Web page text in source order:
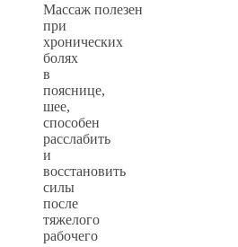
Массаж полезен
при
хронических
болях
в
пояснице,
шее,
способен
расслабить
и
восстановить
силы
после
тяжелого
рабочего